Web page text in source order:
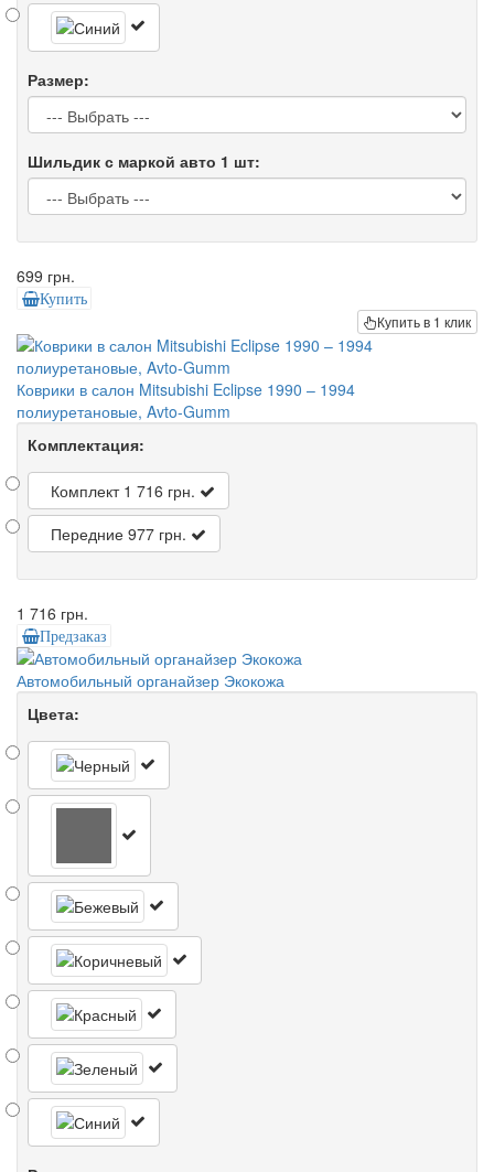
Размер:
Шильдик с маркой авто 1 шт:
699 грн.
Купить
Купить в 1 клик
Коврики в салон Mitsubishi Eclipse 1990 – 1994
полиуретановые, Avto-Gumm
Комплектация:
Комплект 1 716 грн.
Передние 977 грн.
1 716 грн.
Предзаказ
Автомобильный органайзер Экокожа
Цвета: